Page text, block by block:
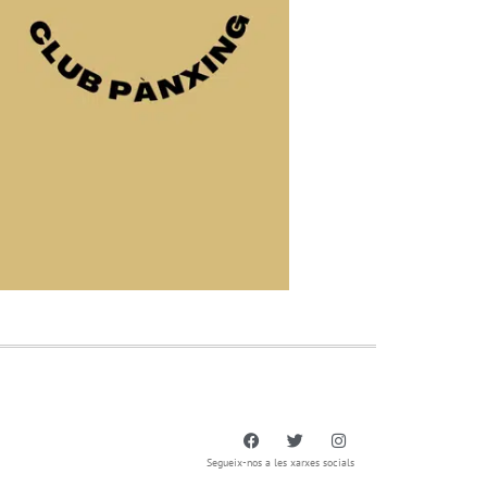
Segueix-nos a les xarxes socials